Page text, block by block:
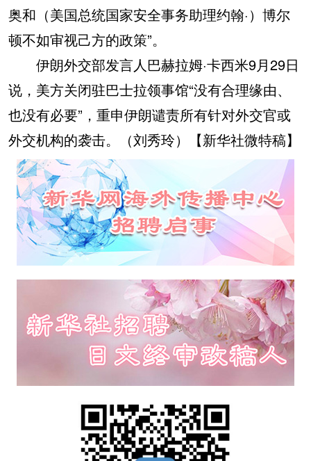
奥和（美国总统国家安全事务助理约翰·）博尔
顿不如审视己方的政策”。
伊朗外交部发言人巴赫拉姆·卡西米9月29日
说，美方关闭驻巴士拉领事馆“没有合理缘由、
也没有必要”，重申伊朗谴责所有针对外交官或
外交机构的袭击。（刘秀玲）【新华社微特稿】